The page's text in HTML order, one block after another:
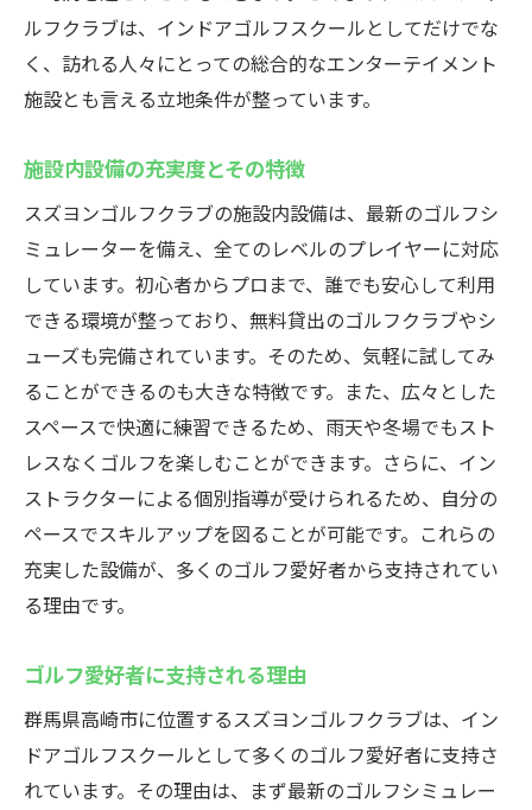
フを始めよう
初めてのゴルフ体験をサポートするスタッ
フ
初心者向け特別プログラムの紹介
ゴルフの基本を学べるレッスン内容
初心者が陥りがちなミスとその対策
スズヨンゴルフクラブでの練習の流れ
初心者にも嬉しい料金プラン
天候を気にせず練習！スズヨンゴルフクラブの
インドアゴルフ
雨の日でも安心のインドアゴルフ施設
季節を問わず快適に練習できる環境
時間に縛られない練習の自由さ
インドアゴルフのメリットとデメリット
天候による練習計画の変更が不要
スズヨンゴルフクラブでプロのアドバイスを受
けながらスキルアップ
プロインストラクターによるマンツーマン
指導
ルフクラブは、インドアゴルフスクールとしてだけでな
く、訪れる人々にとっての総合的なエンターテイメント
施設とも言える立地条件が整っています。
施設内設備の充実度とその特徴
スズヨンゴルフクラブの施設内設備は、最新のゴルフシ
ミュレーターを備え、全てのレベルのプレイヤーに対応
しています。初心者からプロまで、誰でも安心して利用
できる環境が整っており、無料貸出のゴルフクラブやシ
ューズも完備されています。そのため、気軽に試してみ
ることができるのも大きな特徴です。また、広々とした
スペースで快適に練習できるため、雨天や冬場でもスト
レスなくゴルフを楽しむことができます。さらに、イン
ストラクターによる個別指導が受けられるため、自分の
ペースでスキルアップを図ることが可能です。これらの
充実した設備が、多くのゴルフ愛好者から支持されてい
る理由です。
ゴルフ愛好者に支持される理由
群馬県高崎市に位置するスズヨンゴルフクラブは、イン
ドアゴルフスクールとして多くのゴルフ愛好者に支持さ
れています。その理由は、まず最新のゴルフシミュレー